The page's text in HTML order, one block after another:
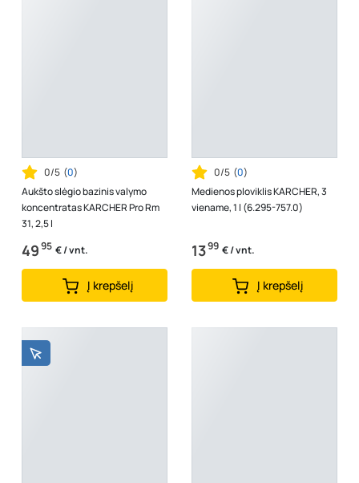
0/5 (0)
Aukšto slėgio bazinis valymo
koncentratas KARCHER Pro Rm
31, 2,5 l
4995 € / vnt.
Į krepšelį
0/5 (0)
Medienos ploviklis KARCHER, 3
viename, 1 l (6.295-757.0)
1399 € / vnt.
Į krepšelį